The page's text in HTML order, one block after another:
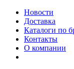
Новости
Доставка
Каталоги по
Контакты
О компании